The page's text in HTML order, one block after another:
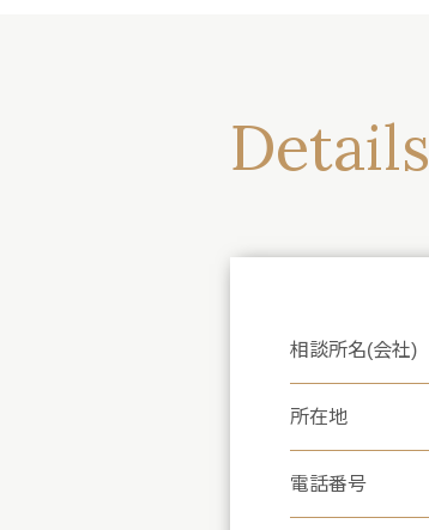
Details
相談所名(会社)
所在地
電話番号